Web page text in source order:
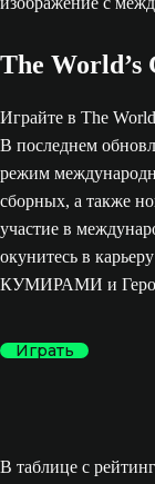
The World’s
Играйте в The
В последнем
режим
сборных, а также
участие в
окунитесь в
КУМИРАМИ и
Играть
В таблице с